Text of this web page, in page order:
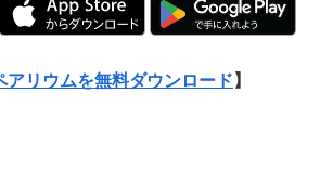
アリウムを無料ダウンロード 】